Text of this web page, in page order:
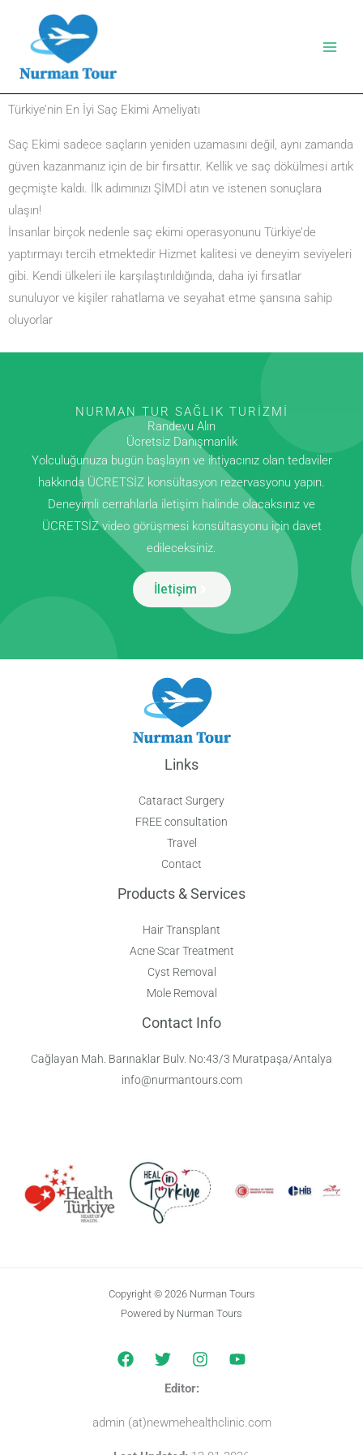
Türkiye’nin En İyi Saç Ekimi Ameliyatı
Saç Ekimi sadece saçların yeniden uzamasını değil, aynı zamanda
güven kazanmanız için de bir fırsattır. Kellik ve saç dökülmesi artık
geçmişte kaldı. İlk adımınızı ŞİMDİ atın ve istenen sonuçlara
ulaşın!
İnsanlar birçok nedenle saç ekimi operasyonunu Türkiye’de
yaptırmayı tercih etmektedir Hizmet kalitesi ve deneyim seviyeleri
gibi. Kendi ülkeleri ile karşılaştırıldığında, daha iyi fırsatlar
sunuluyor ve kişiler rahatlama ve seyahat etme şansına sahip
oluyorlar
NURMAN TUR SAĞLIK TURIZMI
Randevu Alın
Ücretsiz Danışmanlık
Yolculuğunuza bugün başlayın ve ihtiyacınız olan tedaviler
hakkında ÜCRETSİZ konsültasyon rezervasyonu yapın.
Deneyimli cerrahlarla iletişim halinde olacaksınız ve
ÜCRETSİZ video görüşmesi konsültasyonu için davet
edileceksiniz.
İletişim
Links
Cataract Surgery
FREE consultation
Travel
Contact
Products & Services
Hair Transplant
Acne Scar Treatment
Cyst Removal
Mole Removal
Contact Info
Cağlayan Mah. Barınaklar Bulv. No:43/3 Muratpaşa/Antalya
info@nurmantours.com
Copyright © 2026 Nurman Tours
Powered by Nurman Tours
Editor:
admin (at)newmehealthclinic.com